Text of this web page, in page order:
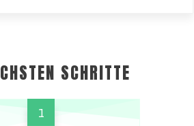
SCHRITTE
1